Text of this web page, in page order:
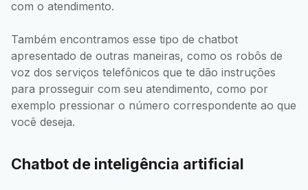
com o atendimento.
Também encontramos esse tipo de chatbot
apresentado de outras maneiras, como os robôs de
voz dos serviços telefônicos que te dão instruções
para prosseguir com seu atendimento, como por
exemplo pressionar o número correspondente ao que
você deseja.
Chatbot de inteligência artificial